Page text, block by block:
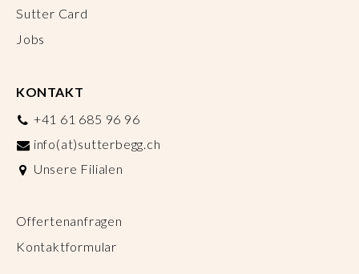
Sutter Card
Jobs
KONTAKT
+41 61 685 96 96
info(at)sutterbegg.ch
Unsere Filialen
Offertenanfragen
Kontaktformular